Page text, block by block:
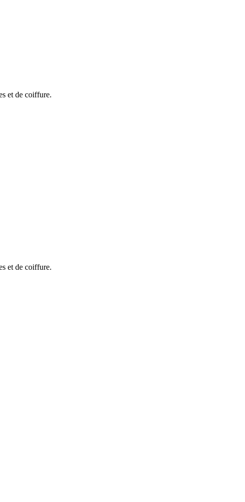
et de coiffure.
et de coiffure.